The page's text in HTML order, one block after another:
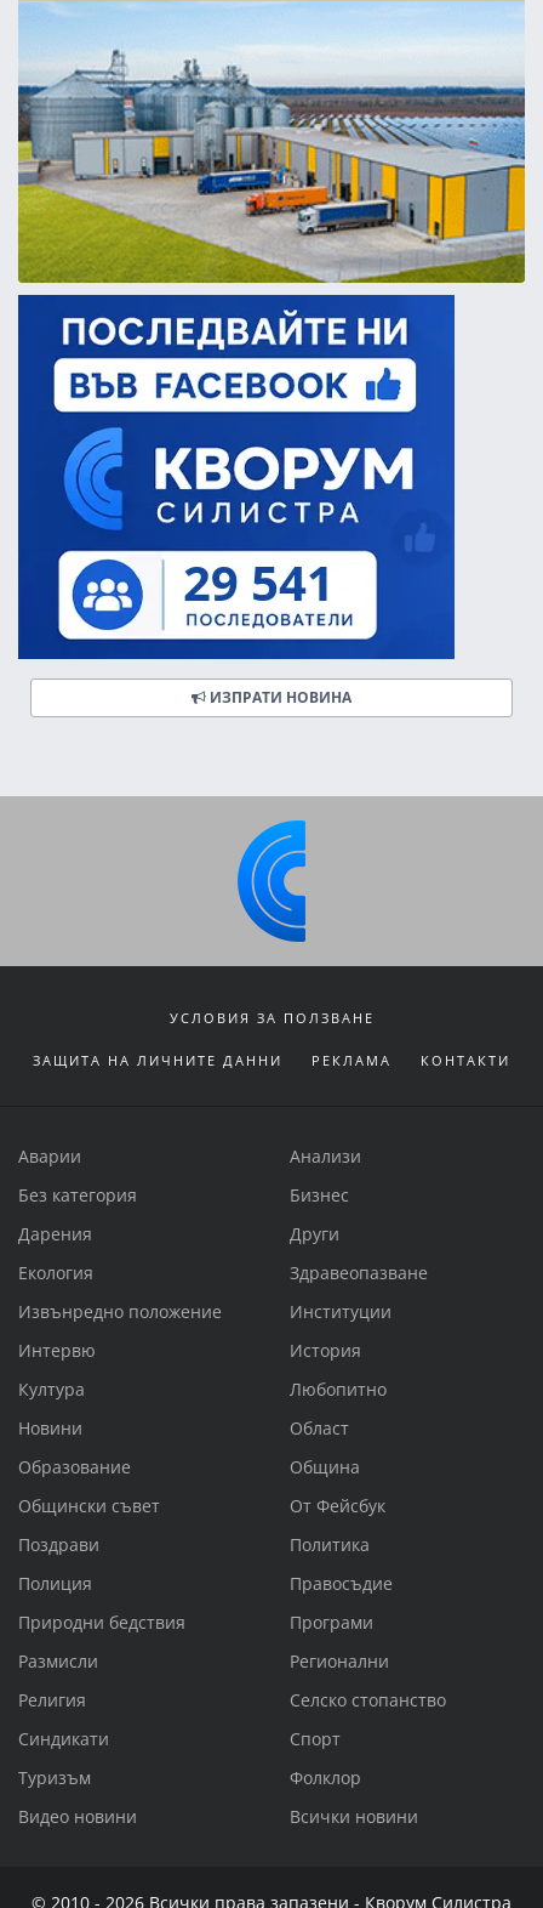
ИЗПРАТИ НОВИНА
УСЛОВИЯ ЗА ПОЛЗВАНЕ
ЗАЩИТА НА ЛИЧНИТЕ ДАННИ РЕКЛАМА КОНТАКТИ
Аварии
Анализи
Без категория
Бизнес
Дарения
Други
Екология
Здравеопазване
Извънредно положение
Институции
Интервю
История
Култура
Любопитно
Новини
Област
Образование
Община
Общински съвет
От Фейсбук
Поздрави
Политика
Полиция
Правосъдие
Природни бедствия
Програми
Размисли
Регионални
Религия
Селско стопанство
Синдикати
Спорт
Туризъм
Фолклор
Видео новини
Всички новини
© 2010 - 2026 Всички права запазени - Кворум Силистра